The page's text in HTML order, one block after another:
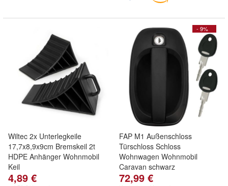
Wiltec 2x Unterlegkeile
17,7x8,9x9cm Bremskeil 2t
HDPE Anhänger Wohnmobil
Keil
4,89 €
- 9%
FAP M1 Außenschloss
Türschloss Schloss
Wohnwagen Wohnmobil
Caravan schwarz
72,99 €